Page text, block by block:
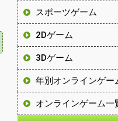
スポーツゲーム
2Dゲーム
3Dゲーム
年別オンラインゲー
オンラインゲーム一